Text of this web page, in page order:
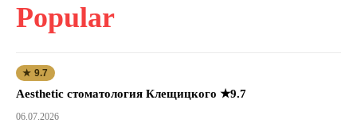
Popular
★ 9.7
Aesthetic стоматология Клещицкого ★9.7
06.07.2026